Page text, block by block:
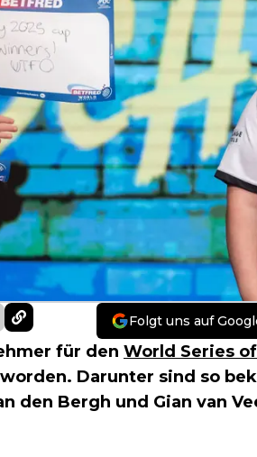
Folgt uns auf
für den World Series
Darunter sind so
den Bergh und Gian van